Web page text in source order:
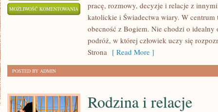
MOŻLIWOŚĆ KOMENTOWANIA CUDA
OBJAWIENIA
pracę, rozmowy, decyzje i relacje z
katolickie i Świadectwa wiary. W centrum
obecność z Bogiem. Nie chodzi o idealny
podróż, w której człowiek uczy się
Strona [ Read More ]
POSTED BY ADMIN
Rodzina i relacje